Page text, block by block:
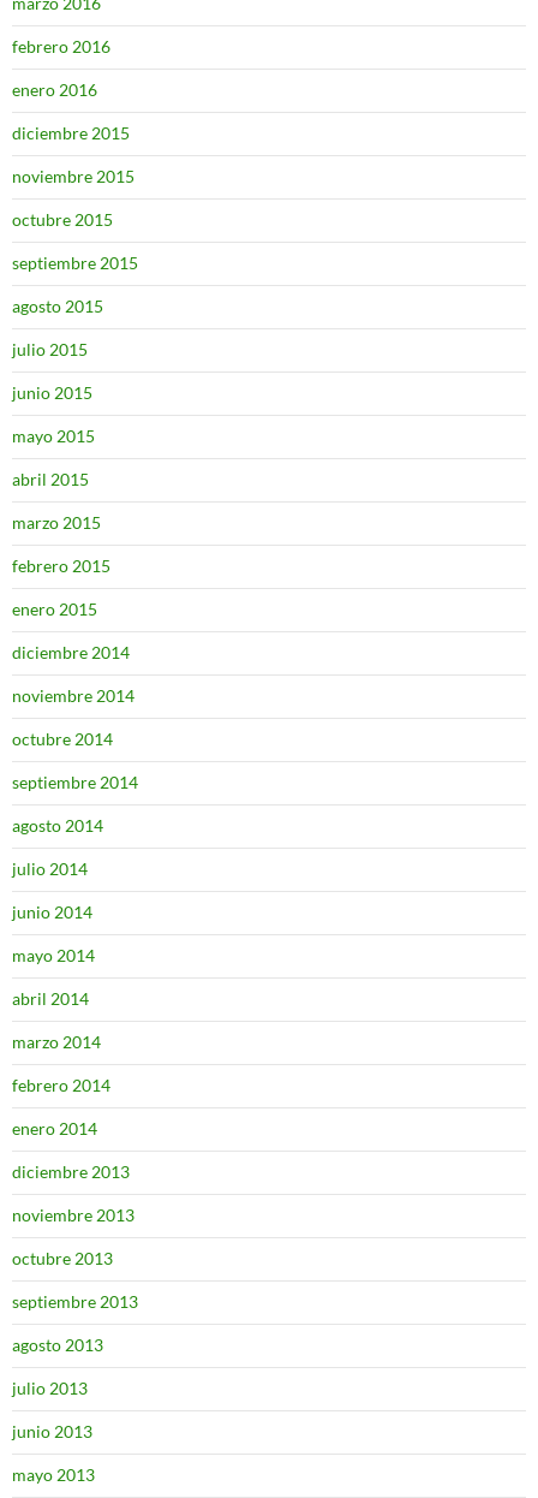
febrero 2016
enero 2016
diciembre 2015
noviembre 2015
octubre 2015
septiembre 2015
agosto 2015
julio 2015
junio 2015
mayo 2015
abril 2015
marzo 2015
febrero 2015
enero 2015
diciembre 2014
noviembre 2014
octubre 2014
septiembre 2014
agosto 2014
julio 2014
junio 2014
mayo 2014
abril 2014
marzo 2014
febrero 2014
enero 2014
diciembre 2013
noviembre 2013
octubre 2013
septiembre 2013
agosto 2013
julio 2013
junio 2013
mayo 2013